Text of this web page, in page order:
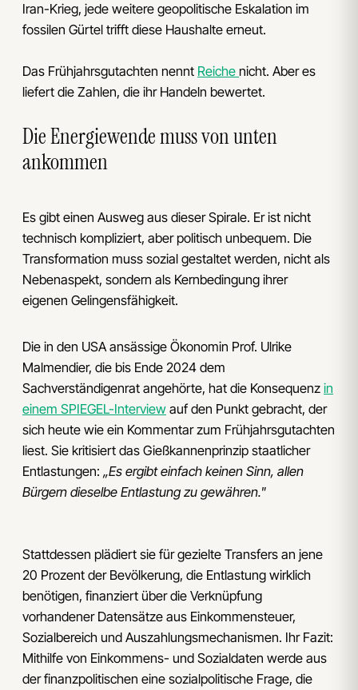
Iran-Krieg, jede weitere geopolitische Eskalation im
fossilen Gürtel trifft diese Haushalte erneut.
Das Frühjahrsgutachten nennt Reiche nicht. Aber es
liefert die Zahlen, die ihr Handeln bewertet.
Die Energiewende muss von unten
ankommen
Es gibt einen Ausweg aus dieser Spirale. Er ist nicht
technisch kompliziert, aber politisch unbequem. Die
Transformation muss sozial gestaltet werden, nicht als
Nebenaspekt, sondern als Kernbedingung ihrer
eigenen Gelingensfähigkeit.
Die in den USA ansässige Ökonomin Prof. Ulrike
Malmendier, die bis Ende 2024 dem
Sachverständigenrat angehörte, hat die Konsequenz in
einem SPIEGEL-Interview auf den Punkt gebracht, der
sich heute wie ein Kommentar zum Frühjahrsgutachten
liest. Sie kritisiert das Gießkannenprinzip staatlicher
Entlastungen: „Es ergibt einfach keinen Sinn, allen
Bürgern dieselbe Entlastung zu gewähren."
Stattdessen plädiert sie für gezielte Transfers an jene
20 Prozent der Bevölkerung, die Entlastung wirklich
benötigen, finanziert über die Verknüpfung
vorhandener Datensätze aus Einkommensteuer,
Sozialbereich und Auszahlungsmechanismen. Ihr Fazit:
Mithilfe von Einkommens- und Sozialdaten werde aus
der finanzpolitischen eine sozialpolitische Frage, die